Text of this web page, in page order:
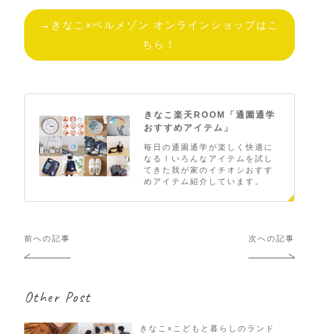
→きなこ×ベルメゾン オンラインショップはこ
ちら！
きなこ楽天ROOM「通園通学
おすすめアイテム」
毎日の通園通学が楽しく快適に
なる！いろんなアイテムを試し
てきた我が家のイチオシおすす
めアイテム紹介しています。
投
稿
ゲ
シ
前への記事 次への記事
Other Post
きなこ×こどもと暮らしのランド